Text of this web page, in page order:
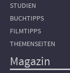
STUDIEN
BUCHTIPPS
FILMTIPPS
THEMENSEITEN
Magazin